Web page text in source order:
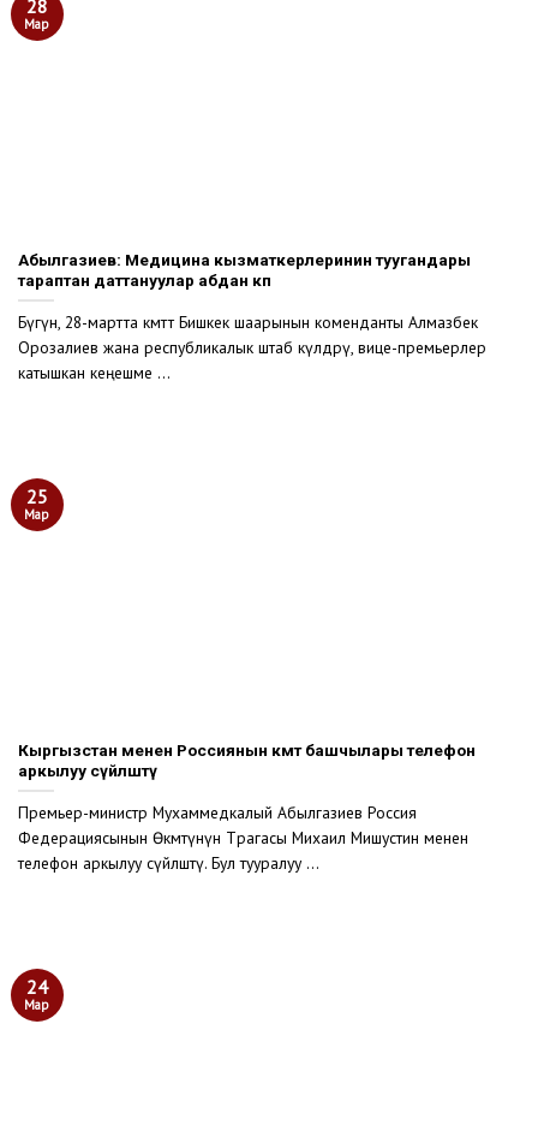
Абылгазиев: Медицина кызматкерлеринин туугандары
тараптан даттануулар абдан көп
Бүгүн, 28-мартта өкмөттө Бишкек шаарынын коменданты Алмазбек
Орозалиев жана республикалык штаб өкүлдөрү, вице-премьерлер
катышкан кеңешме ...
28
Мар
Кыргызстан менен Россиянын өкмөт башчылары телефон
аркылуу сүйлөштү
Премьер-министр Мухаммедкалый Абылгазиев Россия
Федерациясынын Өкмөтүнүн Төрагасы Михаил Мишустин менен
телефон аркылуу сүйлөштү. Бул тууралуу ...
25
Мар
24
Мар